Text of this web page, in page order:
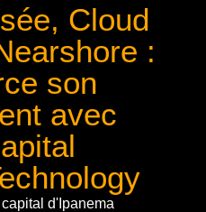
Cloud
:
son
avec
d'Ipanema